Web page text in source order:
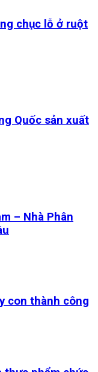
chục lỗ ở ruột
Quốc sản xuất
– Nhà Phân
con thành công